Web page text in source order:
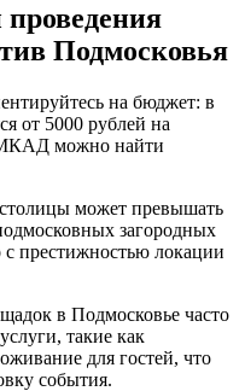
Подмосковья
на бюджет: в
от 5000 рублей на
МКАД можно найти
может превышать
загородных
с престижностью локации
в Подмосковье часто
такие как
для гостей, что
события.